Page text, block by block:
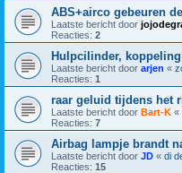
ABS+airco gebeuren
Laatste bericht door
Reacties: 2
Hulpcilinder,
Laatste bericht door arjen «
Reacties: 1
raar geluid tijdens het
Laatste bericht door Bart-K «
Reacties: 7
Airbag lampje brandt
Laatste bericht door JD « di
Reacties: 15